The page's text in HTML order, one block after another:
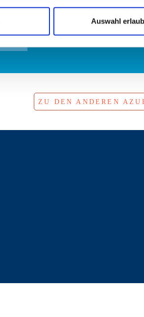
Auswahl
ZU DEN ANDEREN